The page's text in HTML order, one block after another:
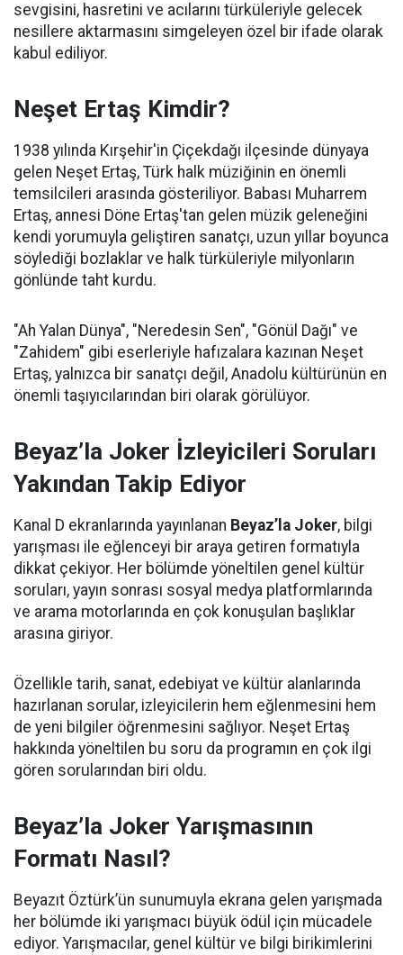
sevgisini, hasretini ve acılarını türküleriyle gelecek
nesillere aktarmasını simgeleyen özel bir ifade olarak
kabul ediliyor.
Neşet Ertaş Kimdir?
1938 yılında Kırşehir'in Çiçekdağı ilçesinde dünyaya
gelen Neşet Ertaş, Türk halk müziğinin en önemli
temsilcileri arasında gösteriliyor. Babası Muharrem
Ertaş, annesi Döne Ertaş'tan gelen müzik geleneğini
kendi yorumuyla geliştiren sanatçı, uzun yıllar boyunca
söylediği bozlaklar ve halk türküleriyle milyonların
gönlünde taht kurdu.
"Ah Yalan Dünya", "Neredesin Sen", "Gönül Dağı" ve
"Zahidem" gibi eserleriyle hafızalara kazınan Neşet
Ertaş, yalnızca bir sanatçı değil, Anadolu kültürünün en
önemli taşıyıcılarından biri olarak görülüyor.
Beyaz’la Joker İzleyicileri Soruları
Yakından Takip Ediyor
Kanal D ekranlarında yayınlanan Beyaz’la Joker, bilgi
yarışması ile eğlenceyi bir araya getiren formatıyla
dikkat çekiyor. Her bölümde yöneltilen genel kültür
soruları, yayın sonrası sosyal medya platformlarında
ve arama motorlarında en çok konuşulan başlıklar
arasına giriyor.
Özellikle tarih, sanat, edebiyat ve kültür alanlarında
hazırlanan sorular, izleyicilerin hem eğlenmesini hem
de yeni bilgiler öğrenmesini sağlıyor. Neşet Ertaş
hakkında yöneltilen bu soru da programın en çok ilgi
gören sorularından biri oldu.
Beyaz’la Joker Yarışmasının
Formatı Nasıl?
Beyazıt Öztürk’ün sunumuyla ekrana gelen yarışmada
her bölümde iki yarışmacı büyük ödül için mücadele
ediyor. Yarışmacılar, genel kültür ve bilgi birikimlerini